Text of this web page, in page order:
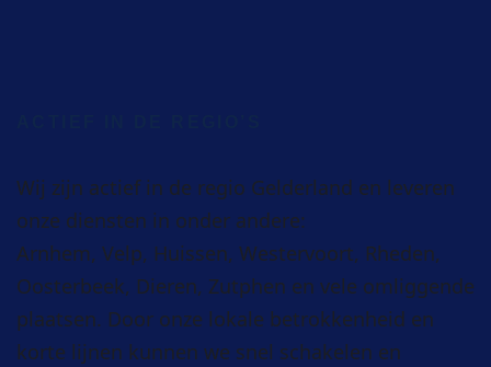
Wij zijn actief in de regio Gelderland en leveren
onze diensten in onder andere:
Arnhem, Velp, Huissen, Westervoort, Rheden,
Oosterbeek, Dieren, Zutphen en vele omliggende
plaatsen. Door onze lokale betrokkenheid en
korte lijnen kunnen we snel schakelen en